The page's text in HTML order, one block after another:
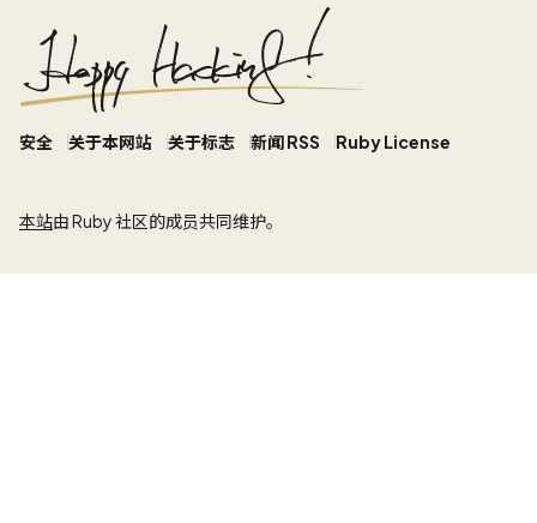
安全 关于本网站 关于标志 新闻 RSS Ruby License
本站由 Ruby 社区的成员共同维护。